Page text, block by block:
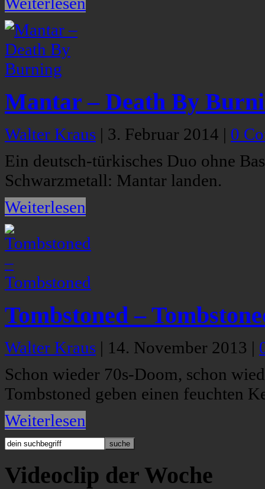
Mantar – Death By
Walter Kraus | 3. Februar 2014 | 0
Ein deutsch-türkisches Duo ohne
Schwarzmetall: Mantar landen.
Weiterlesen
Tombstoned –
Walter Kraus | 14. November 2013 |
Schon wieder 70s-Doom, schon
Tombstoned geben einen feuchten
Weiterlesen
Videoclip der Woche